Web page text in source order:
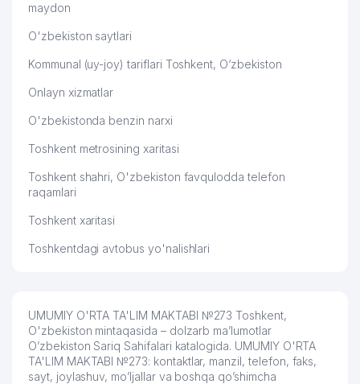
maydon
O'zbekiston saytlari
Kommunal (uy-joy) tariflari Toshkent, O‘zbekiston
Onlayn xizmatlar
O'zbekistonda benzin narxi
Toshkent metrosining xaritasi
Toshkent shahri, O'zbekiston favqulodda telefon
raqamlari
Toshkent xaritasi
Toshkentdagi avtobus yo'nalishlari
UMUMIY O'RTA TA'LIM MAKTABI №273 Toshkent,
O'zbekiston mintaqasida – dolzarb ma’lumotlar
O’zbekiston Sariq Sahifalari katalogida. UMUMIY O'RTA
TA'LIM MAKTABI №273: kontaktlar, manzil, telefon, faks,
sayt, joylashuv, mo’ljallar va boshqa qo’shimcha